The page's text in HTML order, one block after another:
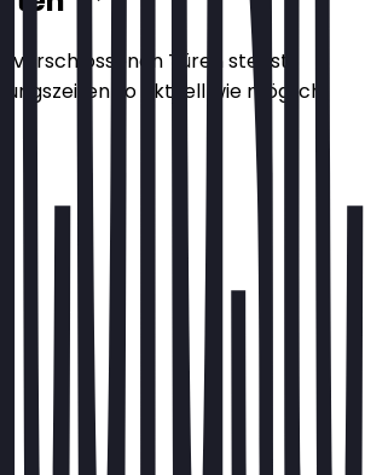
verschlossenen Türen stehst,
so aktuell wie möglich.